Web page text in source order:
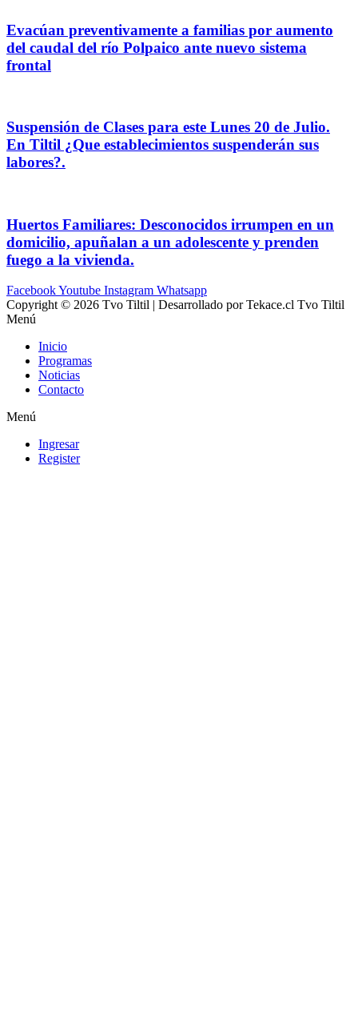
Evacúan preventivamente a familias por aumento
del caudal del río Polpaico ante nuevo sistema
frontal
Suspensión de Clases para este Lunes 20 de Julio.
En Tiltil ¿Que establecimientos suspenderán sus
labores?.
Huertos Familiares: Desconocidos irrumpen en un
domicilio, apuñalan a un adolescente y prenden
fuego a la vivienda.
FacebookYoutube Instagram Whatsapp
Copyright © 2026 Tvo Tiltil | Desarrollado por Tekace.cl Tvo Tiltil
Menú
Inicio
Programas
Noticias
Contacto
Menú
Ingresar
Register